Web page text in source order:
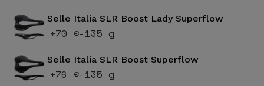
Selle Italia SLR Boost Lady Superflow
+70 €-135 g
Selle Italia SLR Boost Superflow
+76 €-135 g